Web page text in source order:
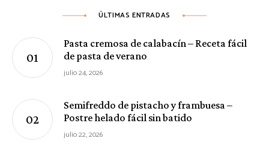
ÚLTIMAS ENTRADAS
Pasta cremosa de calabacín – Receta fácil
de pasta de verano
julio 24, 2026
Semifreddo de pistacho y frambuesa –
Postre helado fácil sin batido
julio 22, 2026